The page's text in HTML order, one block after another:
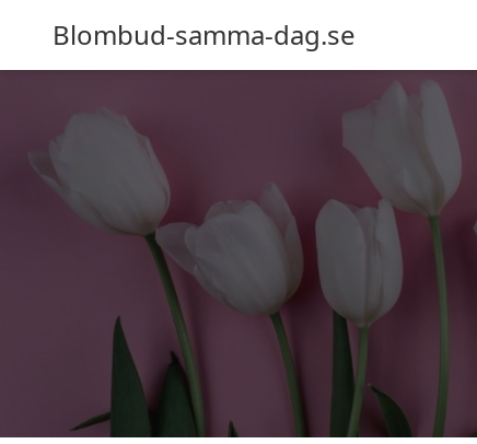
Blombud-samma-dag.se